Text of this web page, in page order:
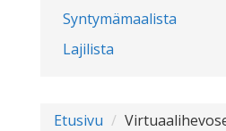
Syntymämaalista
Lajilista
Etusivu